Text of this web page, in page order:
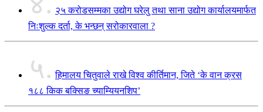
२५ करोडसम्मका उद्योग घरेलु तथा साना उद्योग कार्यालयमार्फत
निःशुल्क दर्ता, के भन्छन् सरोकारवाला ?
५. हिमालय चितुवाले राखे विश्व कीर्तिमान, जिते ‘के वान क्रस
१८८ किक बक्सिङ च्याम्यियनशिप’